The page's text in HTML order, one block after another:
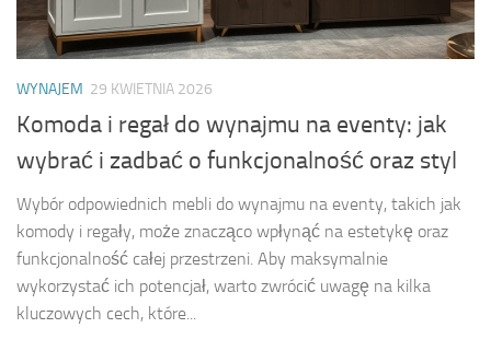
WYNAJEM 29 KWIETNIA 2026
Komoda i regał do wynajmu na eventy: jak
wybrać i zadbać o funkcjonalność oraz styl
Wybór odpowiednich mebli do wynajmu na eventy, takich jak
komody i regały, może znacząco wpłynąć na estetykę oraz
funkcjonalność całej przestrzeni. Aby maksymalnie
wykorzystać ich potencjał, warto zwrócić uwagę na kilka
kluczowych cech, które...